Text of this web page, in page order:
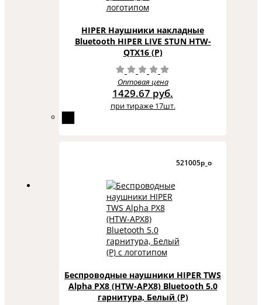
HIPER Наушники накладные
Bluetooth HIPER LIVE STUN HTW-
QTX16 (Р)
Оптовая цена
1429.67 руб.
при тираже 17шт.
521005p_o
Беспроводные наушники HIPER TWS
Alpha PX8 (HTW-APX8) Bluetooth 5.0
гарнитура, Белый (Р)